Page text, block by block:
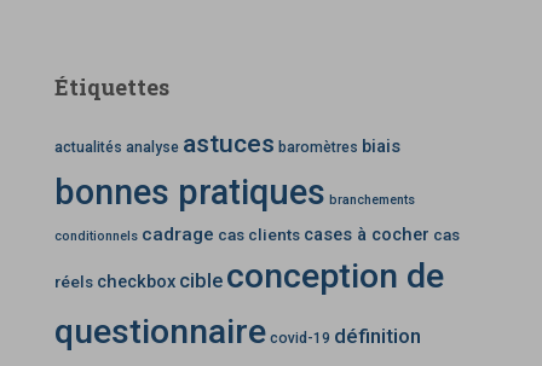
Étiquettes
actualités analyse astuces baromètres biais
bonnes pratiques branchements
conditionnels cadrage cas clients cases à cocher cas
réels checkbox cible conception de
questionnaire covid-19 définition